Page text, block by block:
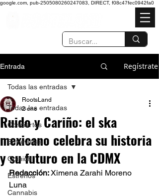
google.com, pub-2505080260247083, DIRECT, f08c47fec0942fa0
Entrada Regístrate
Todas las entradas
Conciertos
Entrevistas
Opinión
Estrenos
Cannabis
Todas las entradas
Ruido y Cariño: el ska
mexicano celebra su historia
y su futuro en la CDMX
RootsLand
2 ene
Redacción: Ximena Zarahi Moreno
Luna